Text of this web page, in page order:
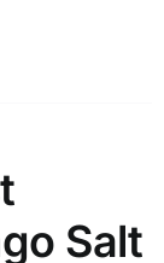
Salt